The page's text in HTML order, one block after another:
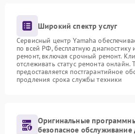
Широкий спектр услуг
Сервисный центр Yamaha
по всей РФ, бесплатную диагностику
ремонт, включая срочный ремонт.
отслеживать статус ремонта онлайн.
предоставляется постгарантийное
продления срока службы техники
Оригинальные
безопасное